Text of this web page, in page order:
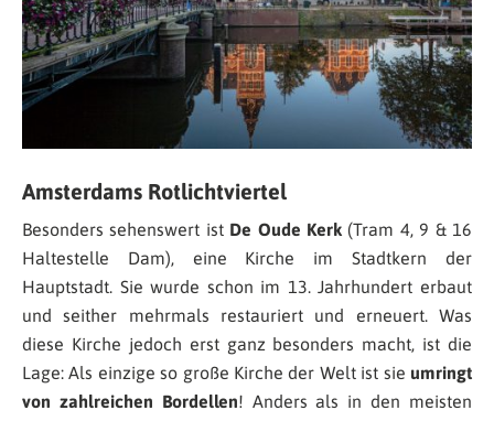
Amsterdams Rotlichtviertel
Besonders sehenswert ist De Oude Kerk (Tram 4, 9 & 16
Haltestelle Dam), eine Kirche im Stadtkern der
Hauptstadt. Sie wurde schon im 13. Jahrhundert erbaut
und seither mehrmals restauriert und erneuert. Was
diese Kirche jedoch erst ganz besonders macht, ist die
Lage: Als einzige so große Kirche der Welt ist sie umringt
von zahlreichen Bordellen! Anders als in den meisten